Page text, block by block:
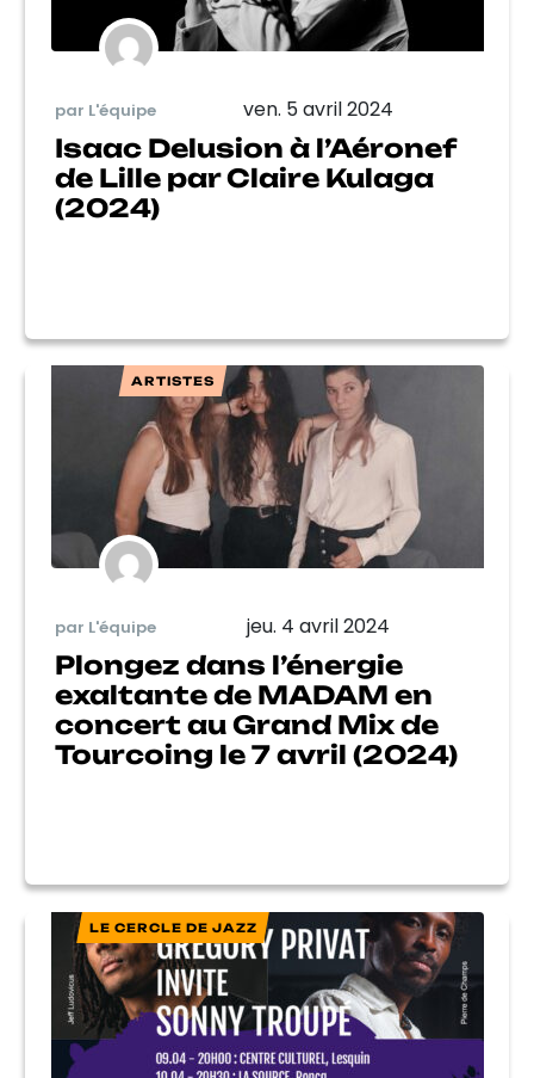
par L'équipe ven. 5 avril 2024
Isaac Delusion à l’Aéronef
de Lille par Claire Kulaga
(2024)
ARTISTES
par L'équipe jeu. 4 avril 2024
Plongez dans l’énergie
exaltante de MADAM en
concert au Grand Mix de
Tourcoing le 7 avril (2024)
LE CERCLE DE JAZZ